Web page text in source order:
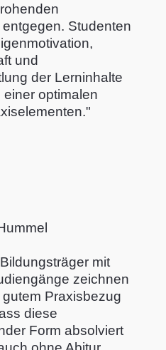
Studenten
und
der Lerninhalte
optimalen
mit
zeichnen
Praxisbezug
diese
Form absolviert